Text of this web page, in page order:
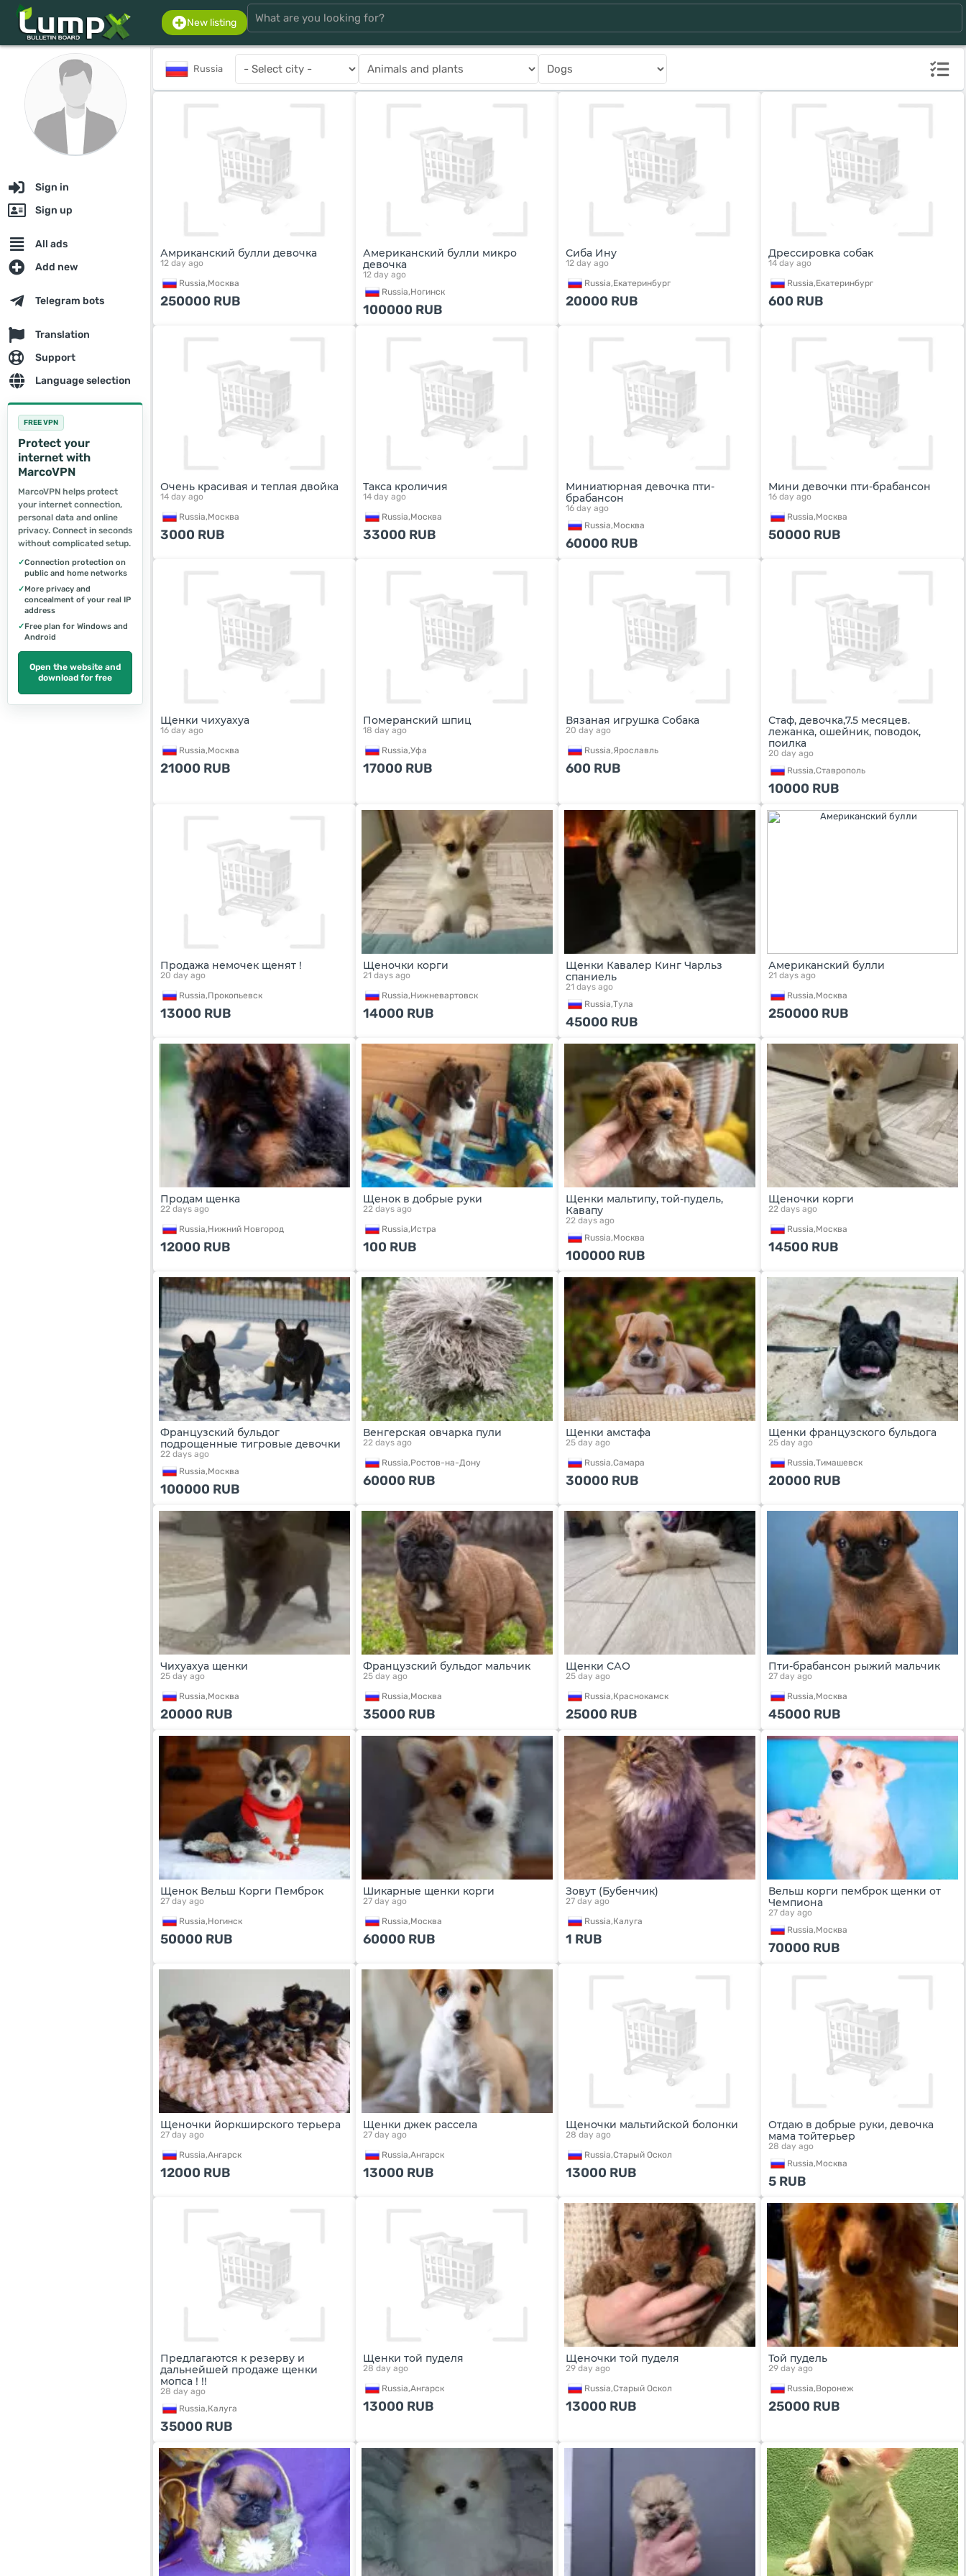
New listing
Sign in
Sign up
All ads
Add new
Telegram bots
Translation
Support
Language selection
FREE VPN
Protect your
internet with
MarcoVPN
MarcoVPN helps protect
your internet connection,
personal data and online
privacy. Connect in seconds
without complicated setup.
✓Connection protection on
public and home networks
✓More privacy and
concealment of your real IP
address
✓Free plan for Windows and
Android
Open the website and
download for free
Russia
Амриканский булли девочка
12 day ago
Russia,Москва
250000 RUB
Американский булли микро
девочка
12 day ago
Russia,Ногинск
100000 RUB
Сиба Ину
12 day ago
Russia,Екатеринбург
20000 RUB
Дрессировка собак
14 day ago
Russia,Екатеринбург
600 RUB
Очень красивая и теплая двойка
14 day ago
Russia,Москва
3000 RUB
Такса кроличия
14 day ago
Russia,Москва
33000 RUB
Миниатюрная девочка пти-
брабансон
16 day ago
Russia,Москва
60000 RUB
Мини девочки пти-брабансон
16 day ago
Russia,Москва
50000 RUB
Щенки чихуахуа
16 day ago
Russia,Москва
21000 RUB
Померанский шпиц
18 day ago
Russia,Уфа
17000 RUB
Вязаная игрушка Собака
20 day ago
Russia,Ярославль
600 RUB
Стаф, девочка,7.5 месяцев.
лежанка, ошейник, поводок,
поилка
20 day ago
Russia,Ставрополь
10000 RUB
Продажа немочек щенят !
20 day ago
Russia,Прокопьевск
13000 RUB
Щеночки корги
21 days ago
Russia,Нижневартовск
14000 RUB
Щенки Кавалер Кинг Чарльз
спаниель
21 days ago
Russia,Тула
45000 RUB
Американский булли
21 days ago
Russia,Москва
250000 RUB
Продам щенка
22 days ago
Russia,Нижний Новгород
12000 RUB
Щенок в добрые руки
22 days ago
Russia,Истра
100 RUB
Щенки мальтипу, той-пудель,
Кавапу
22 days ago
Russia,Москва
100000 RUB
Щеночки корги
22 days ago
Russia,Москва
14500 RUB
Французский бульдог
подрощенные тигровые девочки
22 days ago
Russia,Москва
100000 RUB
Венгерская овчарка пули
22 days ago
Russia,Ростов-на-Дону
60000 RUB
Щенки амстафа
25 day ago
Russia,Самара
30000 RUB
Щенки французского бульдога
25 day ago
Russia,Тимашевск
20000 RUB
Чихуахуа щенки
25 day ago
Russia,Москва
20000 RUB
Французский бульдог мальчик
25 day ago
Russia,Москва
35000 RUB
Щенки САО
25 day ago
Russia,Краснокамск
25000 RUB
Пти-брабансон рыжий мальчик
27 day ago
Russia,Москва
45000 RUB
Щенок Вельш Корги Пемброк
27 day ago
Russia,Ногинск
50000 RUB
Шикарные щенки корги
27 day ago
Russia,Москва
60000 RUB
Зовут (Бубенчик)
27 day ago
Russia,Калуга
1 RUB
Вельш корги пемброк щенки от
Чемпиона
27 day ago
Russia,Москва
70000 RUB
Щеночки йоркширского терьера
27 day ago
Russia,Ангарск
12000 RUB
Щенки джек рассела
27 day ago
Russia,Ангарск
13000 RUB
Щеночки мальтийской болонки
28 day ago
Russia,Старый Оскол
13000 RUB
Отдаю в добрые руки, девочка
мама тойтерьер
28 day ago
Russia,Москва
5 RUB
Предлагаются к резерву и
дальнейшей продаже щенки
мопса ! !!
28 day ago
Russia,Калуга
35000 RUB
Щенки той пуделя
28 day ago
Russia,Ангарск
13000 RUB
Щеночки той пуделя
29 day ago
Russia,Старый Оскол
13000 RUB
Той пудель
29 day ago
Russia,Воронеж
25000 RUB